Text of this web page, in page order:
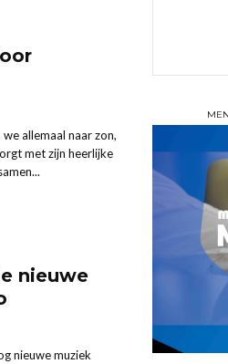
allemaal naar zon,
met zijn heerlijke
nieuwe
nieuwe muziek